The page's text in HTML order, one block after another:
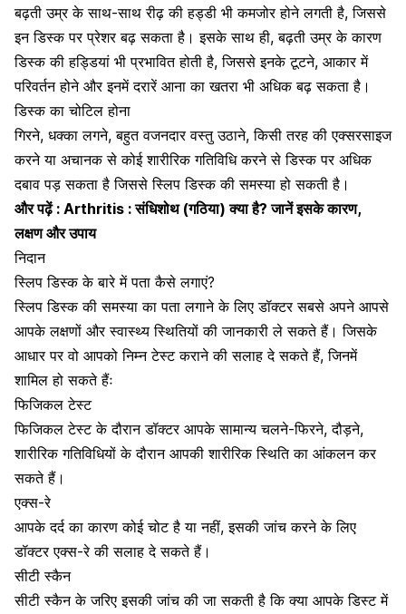
बढ़ती उम्र के साथ-साथ रीढ़ की हड्डी भी कमजोर होने लगती है, जिससे
इन डिस्क पर प्रेशर बढ़ सकता है। इसके साथ ही, बढ़ती उम्र के कारण
डिस्क की हड्डियां भी प्रभावित होती है, जिससे इनके टूटने, आकार में
परिवर्तन होने और इनमें दरारें आना का खतरा भी अधिक बढ़ सकता है।
डिस्क का चोटिल होना
गिरने, धक्का लगने, बहुत वजनदार वस्तु उठाने, किसी तरह की एक्सरसाइज
करने या अचानक से कोई शारीरिक गतिविधि करने से डिस्क पर अधिक
दबाव पड़ सकता है जिससे स्लिप डिस्क की समस्या हो सकती है।
और पढ़ें : Arthritis : संधिशोथ (गठिया) क्या है? जानें इसके कारण,
लक्षण और उपाय
निदान
स्लिप डिस्क के बारे में पता कैसे लगाएं?
स्लिप डिस्क की समस्या का पता लगाने के लिए डॉक्टर सबसे अपने आपसे
आपके लक्षणों और स्वास्थ्य स्थितियों की जानकारी ले सकते हैं। जिसके
आधार पर वो आपको निम्न टेस्ट कराने की सलाह दे सकते हैं, जिनमें
शामिल हो सकते हैंः
फिजिकल टेस्ट
फिजिकल टेस्ट के दौरान डॉक्टर आपके सामान्य चलने-फिरने, दौड़ने,
शारीरिक गतिविधियों के दौरान आपकी शारीरिक स्थिति का आंकलन कर
सकते हैं।
एक्स-रे
आपके दर्द का कारण कोई चोट है या नहीं, इसकी जांच करने के लिए
डॉक्टर एक्स-रे की सलाह दे सकते हैं।
सीटी स्कैन
सीटी स्कैनके जरिए इसकी जांच की जा सकती है कि क्या आपके डिस्ट में